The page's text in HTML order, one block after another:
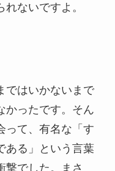
ないですよ。
ではいかないまで
かったです。そん
って、有名な「す
ある」という言葉
撃でした。まさ